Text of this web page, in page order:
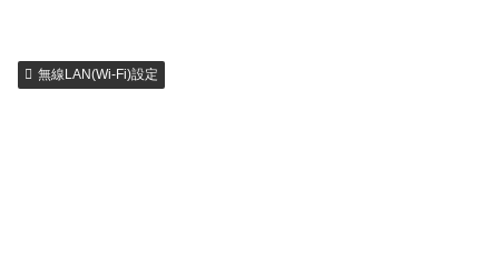
無線LAN(Wi-Fi)設定